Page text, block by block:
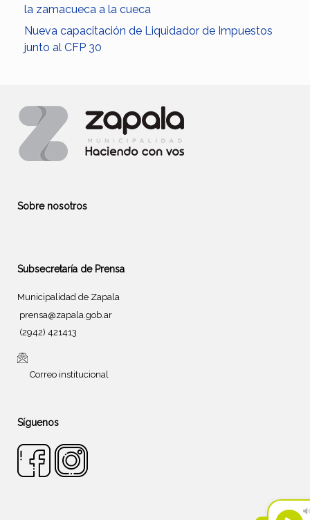
la zamacueca a la cueca
Nueva capacitación de Liquidador de Impuestos
junto al CFP 30
Sobre nosotros
Subsecretaría de Prensa
Municipalidad de Zapala
prensa@zapala.gob.ar
(2942) 421413
Correo institucional
Síguenos